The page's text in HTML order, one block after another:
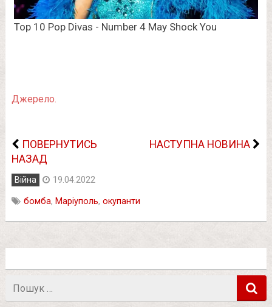
Джерело.
ПОВЕРНУТИСЬ
НАЗАД
НАСТУПНА НОВИНА
Війна 19.04.2022
бомба, Маріуполь, окупанти